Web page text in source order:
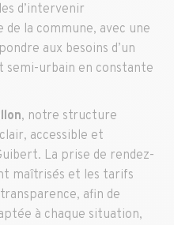
d’intervenir
de la commune, avec une
aux besoins d’un
urbain en constante
, notre structure
accessible et
La prise de rendez-
maîtrisés et les tarifs
afin de
à chaque situation,